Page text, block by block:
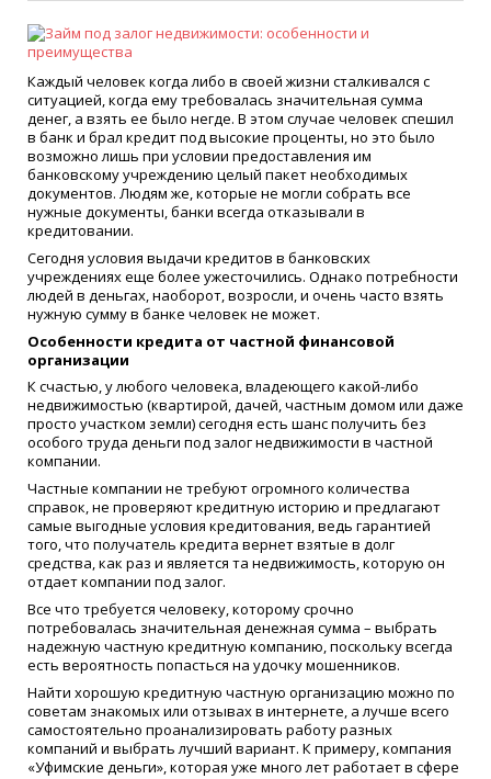
Каждый человек когда либо в своей жизни сталкивался с
ситуацией, когда ему требовалась значительная сумма
денег, а взять ее было негде. В этом случае человек спешил
в банк и брал кредит под высокие проценты, но это было
возможно лишь при условии предоставления им
банковскому учреждению целый пакет необходимых
документов. Людям же, которые не могли собрать все
нужные документы, банки всегда отказывали в
кредитовании.
Сегодня условия выдачи кредитов в банковских
учреждениях еще более ужесточились. Однако потребности
людей в деньгах, наоборот, возросли, и очень часто взять
нужную сумму в банке человек не может.
Особенности кредита от частной финансовой
организации
К счастью, у любого человека, владеющего какой-либо
недвижимостью (квартирой, дачей, частным домом или даже
просто участком земли) сегодня есть шанс получить без
особого труда деньги под залог недвижимости в частной
компании.
Частные компании не требуют огромного количества
справок, не проверяют кредитную историю и предлагают
самые выгодные условия кредитования, ведь гарантией
того, что получатель кредита вернет взятые в долг
средства, как раз и является та недвижимость, которую он
отдает компании под залог.
Все что требуется человеку, которому срочно
потребовалась значительная денежная сумма – выбрать
надежную частную кредитную компанию, поскольку всегда
есть вероятность попасться на удочку мошенников.
Найти хорошую кредитную частную организацию можно по
советам знакомых или отзывах в интернете, а лучше всего
самостоятельно проанализировать работу разных
компаний и выбрать лучший вариант. К примеру, компания
«Уфимские деньги», которая уже много лет работает в сфере